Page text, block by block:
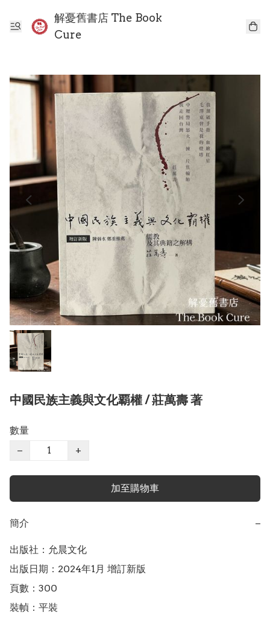
解憂舊書店 The Book
Cure
中國民族主義與文化覇權 / 莊萬壽 著
數量
−
+
加至購物車
簡介 −
出版社：允晨文化
出版日期：2024年1月 增訂新版
頁數：300
裝幀：平裝